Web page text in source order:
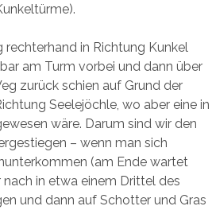
rechterhand in Richtung Kunkel
am Turm vorbei und dann über
zurück schien auf Grund der
Seelejöchle, wo aber eine in
wäre. Darum sind wir den
– wenn man sich
(am Ende wartet
in etwa einem Drittel des
und dann auf Schotter und Gras